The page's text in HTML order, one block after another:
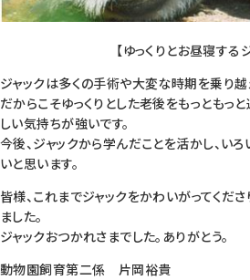
【ゆっくりとお昼寝する
ジャックは多くの手術や大変な時期を乗り越
だからこそゆっくりとした老後をもっともっ
しい気持ちが強いです。
今後、ジャックから学んだことを活かし、い
いと思います。
皆様、これまでジャックをかわいがってくだ
ました。
ジャックおつかれさまでした。ありがとう。
動物園飼育第二係 片岡裕貴